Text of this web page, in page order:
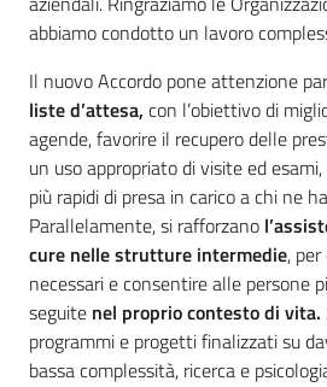
abbiamo condotto un lavoro
Il nuovo Accordo pone attenzione
liste d’attesa, con l’obiettivo di
agende, favorire il recupero delle
un uso appropriato di visite ed
più rapidi di presa in carico a chi ne
Parallelamente, si rafforzano
cure nelle strutture intermedie,
necessari e consentire alle persone
seguite nel proprio contesto di vita.
programmi e progetti finalizzatisu
bassa complessità, ricerca e